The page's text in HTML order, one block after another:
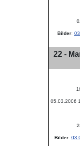
Bilder:
22 -
05.03.2006
Bilder: